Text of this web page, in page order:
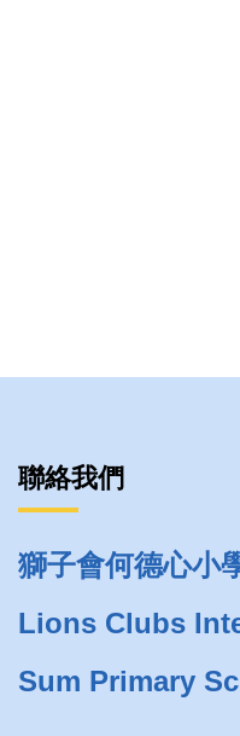
聯絡我們
獅子會何德心小
Lions Clubs
Sum Primary